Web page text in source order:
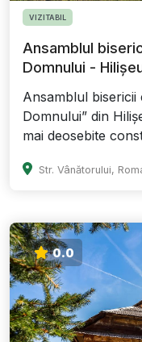
VIZITABIL
Ansamblul
Domnului -
Ansamblul
Domnului” din
mai deosebite
Str. Vânătorului,
0.0